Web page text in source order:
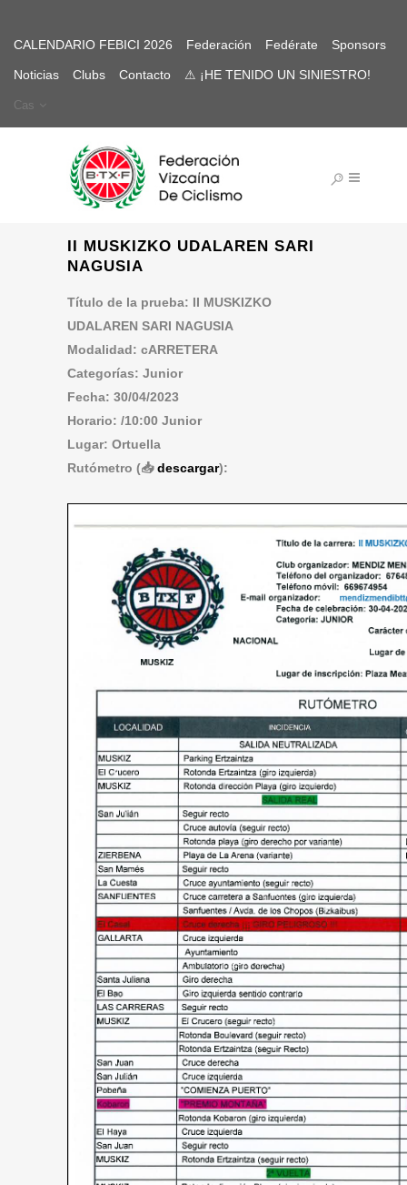
CALENDARIO FEBICI 2026 Federación Fedérate Sponsors
Noticias Clubs Contacto ⚠ ¡HE TENIDO UN SINIESTRO!
Cas
II MUSKIZKO UDALAREN SARI
NAGUSIA
Título de la prueba: II MUSKIZKO
UDALAREN SARI NAGUSIA
Modalidad: cARRETERA
Categorías: Junior
Fecha: 30/04/2023
Horario: /10:00 Junior
Lugar: Ortuella
Rutómetro (📥descargar):